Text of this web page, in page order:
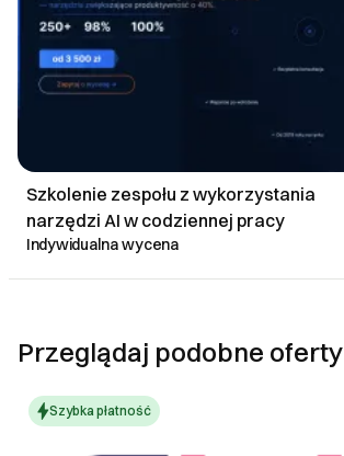
Szkolenie zespołu z wykorzystania
narzędzi AI w codziennej pracy
Indywidualna wycena
Przeglądaj podobne oferty
Szybka płatność